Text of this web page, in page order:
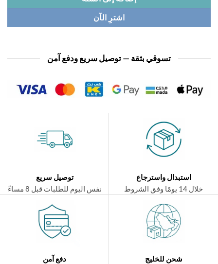
اشترِ الآن
تسوقي بثقة — توصيل سريع ودفع آمن
استبدال واسترجاع
توصيل سريع
نفس اليوم للطلبات قبل 8 مساءً
شحن للخليج
دفع آمن